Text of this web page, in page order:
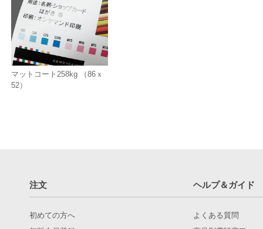
マットコート258kg （86ｘ
52）
注文 ヘルプ＆ガイド
初めての方へ
よくある質問